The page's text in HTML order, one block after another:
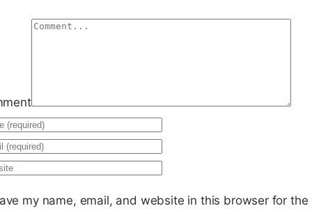
my name, email, and website in this browser for the